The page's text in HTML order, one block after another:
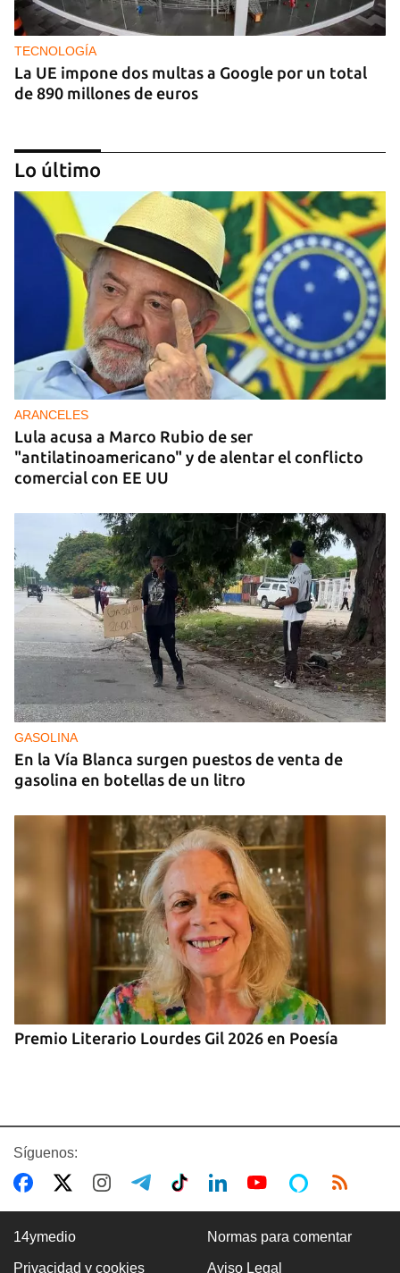
TECNOLOGÍA
La UE impone dos multas a Google por un total
de 890 millones de euros
China lanza una organización internacional de
gobernanza de la IA con 29 países, entre ellos
Cuba
Lo último
ARANCELES
Lula acusa a Marco Rubio de ser
"antilatinoamericano" y de alentar el conflicto
comercial con EE UU
GASOLINA
En la Vía Blanca surgen puestos de venta de
gasolina en botellas de un litro
Premio Literario Lourdes Gil 2026 en Poesía
Síguenos:
14ymedio Normas para comentar
Privacidad y cookies Aviso Legal